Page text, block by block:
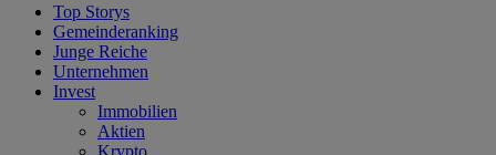
Top Storys
Gemeinderanking
Junge Reiche
Unternehmen
Invest
Immobilien
Aktien
Krypto